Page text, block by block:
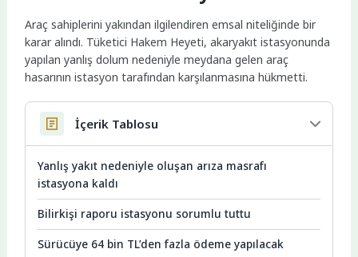
Araç sahiplerini yakından ilgilendiren emsal niteliğinde bir
karar alındı. Tüketici Hakem Heyeti, akaryakıt istasyonunda
yapılan yanlış dolum nedeniyle meydana gelen araç
hasarının istasyon tarafından karşılanmasına hükmetti.
İçerik Tablosu
Yanlış yakıt nedeniyle oluşan arıza masrafı
istasyona kaldı
Bilirkişi raporu istasyonu sorumlu tuttu
Sürücüye 64 bin TL’den fazla ödeme yapılacak